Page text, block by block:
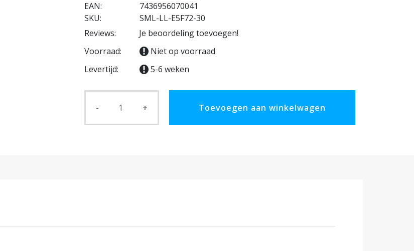
EAN:
7436956070041
SKU:
SML-LL-E5F72-30
Reviews:
Je beoordeling toevoegen!
Voorraad:
Niet op voorraad
Levertijd:
5-6 weken
- + Toevoegen aan winkelwagen